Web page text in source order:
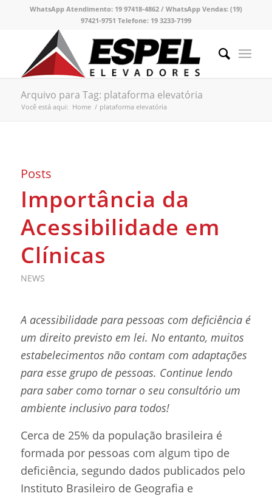
WhatsApp Atendimento:19 97418-4862 / WhatsApp Vendas:(19)
97421-9751 Telefone: 19 3233-7199
Arquivo para Tag: plataforma elevatória
Você está aqui: Home / plataforma elevatória
Posts
Importância da
Acessibilidade em
Clínicas
NEWS
A acessibilidade para pessoas com deficiência é
um direito previsto em lei. No entanto, muitos
estabelecimentos não contam com adaptações
para esse grupo de pessoas. Continue lendo
para saber como tornar o seu consultório um
ambiente inclusivo para todos!
Cerca de 25% da população brasileira é
formada por pessoas com algum tipo de
deficiência, segundo dados publicados pelo
Instituto Brasileiro de Geografia e